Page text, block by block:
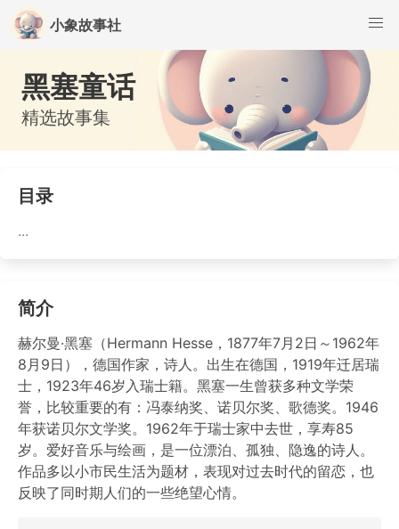
小象故事社
黑塞童话
精选故事集
目录
...
简介
赫尔曼·黑塞（Hermann Hesse，1877年7月2日～1962年
8月9日），德国作家，诗人。出生在德国，1919年迁居瑞
士，1923年46岁入瑞士籍。黑塞一生曾获多种文学荣
誉，比较重要的有：冯泰纳奖、诺贝尔奖、歌德奖。1946
年获诺贝尔文学奖。1962年于瑞士家中去世，享寿85
岁。爱好音乐与绘画，是一位漂泊、孤独、隐逸的诗人。
作品多以小市民生活为题材，表现对过去时代的留恋，也
反映了同时期人们的一些绝望心情。